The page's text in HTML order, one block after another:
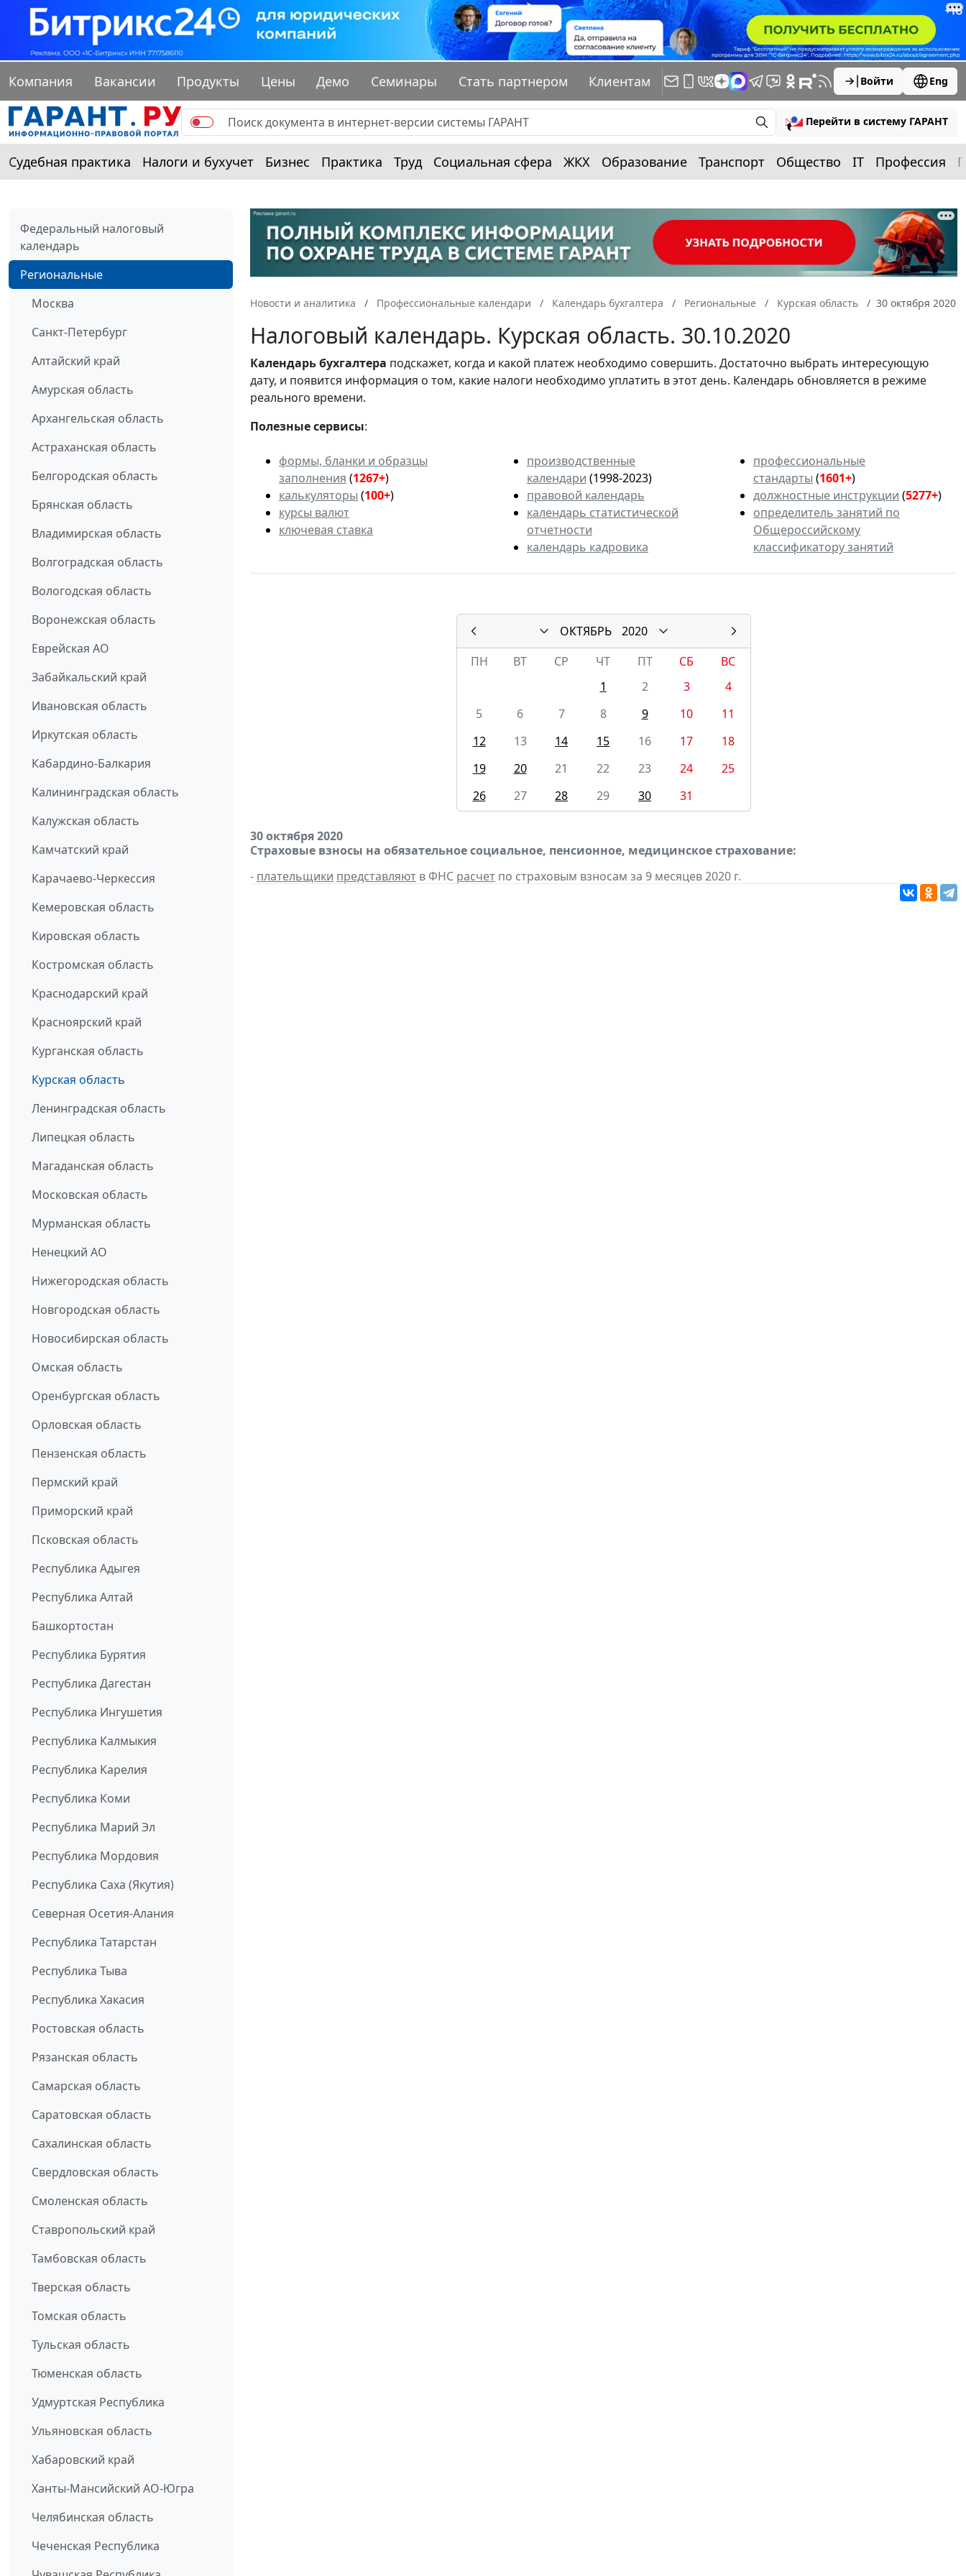
Компания Вакансии Продукты Цены Демо Семинары Стать партнером Клиентам Войти Eng
Перейти в систему ГАРАНТ
Судебная практика Налоги и бухучет Бизнес Практика Труд Социальная сфера ЖКХ Образование Транспорт Общество IT Профессия
Федеральный налоговый
календарь
Региональные
Москва
Санкт-Петербург
Алтайский край
Амурская область
Архангельская область
Астраханская область
Белгородская область
Брянская область
Владимирская область
Волгоградская область
Вологодская область
Воронежская область
Еврейская АО
Забайкальский край
Ивановская область
Иркутская область
Кабардино-Балкария
Калининградская область
Калужская область
Камчатский край
Карачаево-Черкессия
Кемеровская область
Кировская область
Костромская область
Краснодарский край
Красноярский край
Курганская область
Курская область
Ленинградская область
Липецкая область
Магаданская область
Московская область
Мурманская область
Ненецкий АО
Нижегородская область
Новгородская область
Новосибирская область
Омская область
Оренбургская область
Орловская область
Пензенская область
Пермский край
Приморский край
Псковская область
Республика Адыгея
Республика Алтай
Башкортостан
Республика Бурятия
Республика Дагестан
Республика Ингушетия
Республика Калмыкия
Республика Карелия
Республика Коми
Республика Марий Эл
Республика Мордовия
Республика Саха (Якутия)
Северная Осетия-Алания
Республика Татарстан
Республика Тыва
Республика Хакасия
Ростовская область
Рязанская область
Самарская область
Саратовская область
Сахалинская область
Свердловская область
Смоленская область
Ставропольский край
Тамбовская область
Тверская область
Томская область
Тульская область
Тюменская область
Удмуртская Республика
Ульяновская область
Хабаровский край
Ханты-Мансийский АО-Югра
Челябинская область
Чеченская Республика
Новости и аналитика Профессиональные календари Календарь бухгалтера Региональные Курская область 30 октября 2020
Налоговый календарь. Курская область. 30.10.2020
Календарьбухгалтера подскажет, когда и какой платеж необходимо совершить. Достаточно выбрать интересующую
дату, и появится информация о том, какие налоги необходимо уплатить в этот день. Календарь обновляется в режиме
реального времени.
Полезные сервисы:
формы, бланки и образцы
заполнения (1267+)
калькуляторы (100+)
курсы валют
ключевая ставка
производственные
календари (1998-2023)
правовой календарь
календарь статистической
отчетности
календарь кадровика
профессиональные
стандарты (1601+)
должностные инструкции (5277+)
определитель занятий по
Общероссийскому
классификатору занятий
ОКТЯБРЬ
2020
ПН
ВТ СР ЧТ ПТ СБ
ВС
1
2 3
4
5
6 7 8 9 10
11
12
13 14 15 16 17
18
19
20 21 22 23 24
25
26
27 28 29 30 31
30 октября 2020
Страховые взносы на обязательное социальное, пенсионное, медицинское страхование:
- плательщики представляют в ФНС расчет по страховым взносам за 9 месяцев 2020 г.